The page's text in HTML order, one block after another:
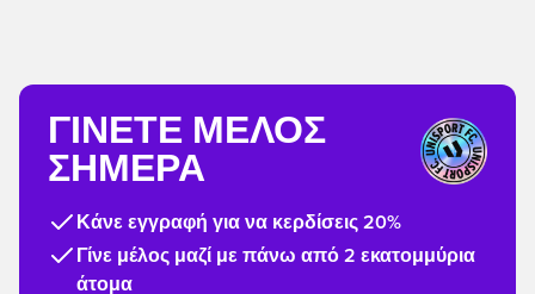
ΓΊΝΕΤΕ ΜΈΛΟΣ
ΣΉΜΕΡΑ
Κάνε εγγραφή για να κερδίσεις 20%
Γίνε μέλος μαζί με πάνω από 2 εκατομμύρια
άτομα